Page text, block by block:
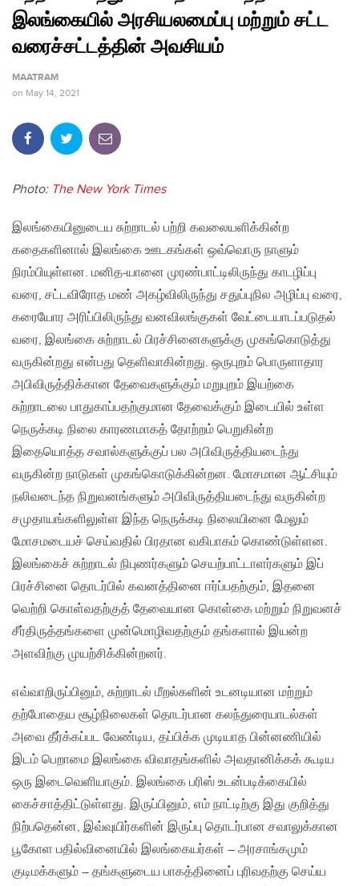
இலங்கையில் அரசியலமைப்பு மற்றும் சட்ட
வரைச்சட்டத்தின் அவசியம்
MAATRAM
on May 14, 2021
Photo: The New York Times
இலங்கையினுடைய சுற்றாடல் பற்றி கவலையளிக்கின்ற
கதைகளினால் இலங்கை ஊடகங்கள் ஒவ்வொரு நாளும்
நிரம்பியுள்ளன. மனித-யானை முரண்பாட்டிலிருந்து காடழிப்பு
வரை, சட்டவிரோத மண் அகழ்விலிருந்து சதுப்புநில அழிப்பு வரை,
கரையோர அரிப்பிலிருந்து வனவிலங்குகள் வேட்டையாடப்படுதல்
வரை, இலங்கை சுற்றாடல் பிரச்சினைகளுக்கு முகங்கொடுத்து
வருகின்றது என்பது தெளிவாகின்றது. ஒருபுறம் பொருளாதார
அபிவிருத்திக்கான தேவைகளுக்கும் மறுபுறம் இயற்கை
சுற்றாடலை பாதுகாப்பதற்குமான தேவைக்கும் இடையில் உள்ள
நெருக்கடி நிலை காரணமாகத் தோற்றம் பெறுகின்ற
இதையொத்த சவால்களுக்குப் பல அபிவிருத்தியடைந்து
வருகின்ற நாடுகள் முகங்கொடுக்கின்றன. மோசமான ஆட்சியும்
நலிவடைந்த நிறுவனங்களும் அபிவிருத்தியடைந்து வருகின்ற
சமுதாயங்களிலுள்ள இந்த நெருக்கடி நிலையினை மேலும்
மோசமடையச் செய்வதில் பிரதான வகிபாகம் கொண்டுள்ளன.
இலங்கைச் சுற்றாடல் நிபுணர்களும் செயற்பாட்டாளர்களும் இப்
பிரச்சினை தொடர்பில் கவனத்தினை ஈர்ப்பதற்கும், இதனை
வெற்றி கொள்வதற்குத் தேவையான கொள்கை மற்றும் நிறுவனச்
சீர்திருத்தங்களை முன்மொழிவதற்கும் தங்களால் இயன்ற
அளவிற்கு முயற்சிக்கின்றனர்.
எவ்வாறிருப்பினும், சுற்றாடல் மீறல்களின் உடனடியான மற்றும்
தற்போதைய சூழ்நிலைகள் தொடர்பான கலந்துரையாடல்கள்
அவை தீர்க்கப்பட வேண்டிய, தப்பிக்க முடியாத பின்னணியில்
இடம் பெறாமை இலங்கை விவாதங்களில் அவதானிக்கக் கூடிய
ஒரு இடைவெளியாகும். இலங்கை பரிஸ் உடன்படிக்கையில்
கைச்சாத்திட்டுள்ளது. இருப்பினும், எம் நாட்டிற்கு இது குறித்து
நிற்பதென்ன, இவ்வுயிர்களின் இருப்பு தொடர்பான சவாலுக்கான
பூகோள பதில்வினையில் இலங்கையர்கள் – அரசாங்கமும்
குடிமக்களும் – தங்களுடைய பாகத்தினைப் புரிவதற்கு செய்ய